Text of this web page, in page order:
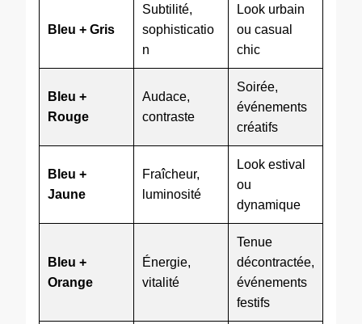
Bleu + Gris
Subtilité,
sophisticatio
n
Look urbain
ou casual
chic
Bleu +
Rouge
Audace,
contraste
Soirée,
événements
créatifs
Bleu +
Jaune
Fraîcheur,
luminosité
Look estival
ou
dynamique
Bleu +
Orange
Énergie,
vitalité
Tenue
décontractée,
événements
festifs